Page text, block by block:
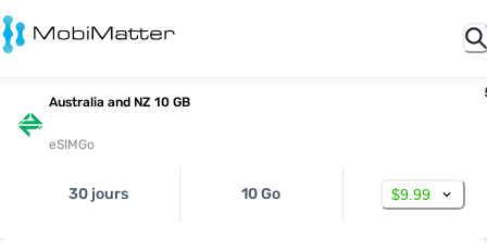
Australia and NZ 10 GB
eSIMGo
30 jours 10 Go $9.99